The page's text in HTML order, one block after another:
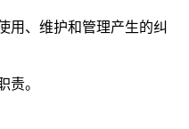
用、维护和管理产生的纠
责。